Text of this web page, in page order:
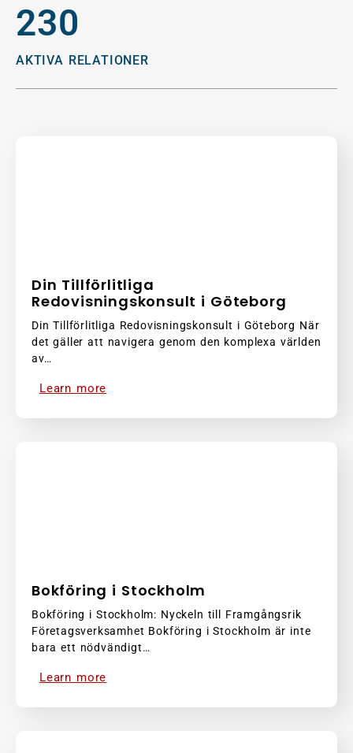
230
AKTIVA RELATIONER
Din Tillförlitliga
Redovisningskonsult i Göteborg
Din Tillförlitliga Redovisningskonsult i Göteborg När
det gäller att navigera genom den komplexa världen
av…
Learn more
Bokföring i Stockholm
Bokföring i Stockholm: Nyckeln till Framgångsrik
Företagsverksamhet Bokföring i Stockholm är inte
bara ett nödvändigt…
Learn more